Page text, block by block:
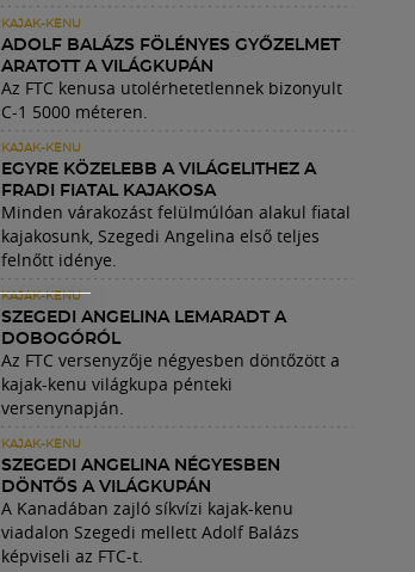
KAJAK-KENU
ADOLF BALÁZS FÖLÉNYES GYŐZELMET
ARATOTT A VILÁGKUPÁN
Az FTC kenusa utolérhetetlennek bizonyult
C-1 5000 méteren.
KAJAK-KENU
EGYRE KÖZELEBB A VILÁGELITHEZ A
FRADI FIATAL KAJAKOSA
Minden várakozást felülmúlóan alakul fiatal
kajakosunk, Szegedi Angelina első teljes
felnőtt idénye.
KAJAK-KENU
SZEGEDI ANGELINA LEMARADT A
DOBOGÓRÓL
Az FTC versenyzője négyesben döntőzött a
kajak-kenu világkupa pénteki
versenynapján.
KAJAK-KENU
SZEGEDI ANGELINA NÉGYESBEN
DÖNTŐS A VILÁGKUPÁN
A Kanadában zajló síkvízi kajak-kenu
viadalon Szegedi mellett Adolf Balázs
képviseli az FTC-t.